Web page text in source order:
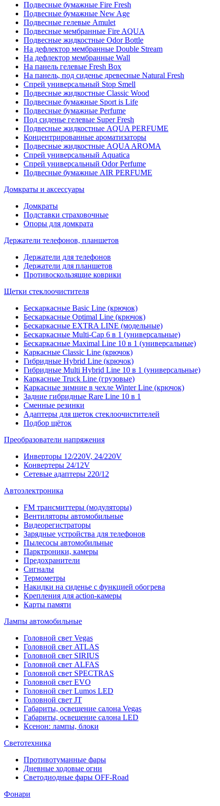
Подвесные бумажные Fire Fresh
Подвесные бумажные New Age
Подвесные гелевые Amulet
Подвесные мембранные Fire AQUA
Подвесные жидкостные Odor Bottle
На дефлектор мембранные Double Stream
На дефлектор мембранные Wall
На панель гелевые Fresh Box
На панель, под сиденье древесные Natural Fresh
Спрей универсальный Stop Smell
Подвесные жидкостные Classic Wood
Подвесные бумажные Sport is Life
Подвесные бумажные Perfume
Под сиденье гелевые Super Fresh
Подвесные жидкостные AQUA PERFUME
Концентрированные ароматизаторы
Подвесные жидкостные AQUA AROMA
Спрей универсальный Aquatica
Спрей универсальный Odor Perfume
Подвесные бумажные AIR PERFUME
Домкраты и аксессуары
Домкраты
Подставки страховочные
Опоры для домкрата
Держатели телефонов, планшетов
Держатели для телефонов
Держатели для планшетов
Противоскользящие коврики
Щетки стеклоочистителя
Бескаркасные Basic Line (крючок)
Бескаркасные Optimal Line (крючок)
Бескаркасные EXTRA LINE (модельные)
Бескаркасные Multi-Cap 6 в 1 (универсальные)
Бескаркасные Maximal Line 10 в 1 (универсальные)
Каркасные Classic Line (крючок)
Гибридные Hybrid Line (крючок)
Гибридные Multi Hybrid Line 10 в 1 (универсальные)
Каркасные Truck Line (грузовые)
Каркасные зимние в чехле Winter Line (крючок)
Задние гибридные Rare Line 10 в 1
Сменные резинки
Адаптеры для щеток стеклоочистителей
Подбор щёток
Преобразователи напряжения
Инверторы 12/220V, 24/220V
Конвертеры 24/12V
Сетевые адаптеры 220/12
Автоэлектроника
FM трансмиттеры (модуляторы)
Вентиляторы автомобильные
Видеорегистраторы
Зарядные устройства для телефонов
Пылесосы автомобильные
Парктроники, камеры
Предохранители
Сигналы
Термометры
Накидки на сиденье с функцией обогрева
Крепления для action-камеры
Карты памяти
Лампы автомобильные
Головной свет Vegas
Головной свет ATLAS
Головной свет SIRIUS
Головной свет ALFAS
Головной свет SPECTRAS
Головной свет EVO
Головной свет Lumos LED
Головной свет JT
Габариты, освещение салона Vegas
Габариты, освещение салона LED
Ксенон: лампы, блоки
Светотехника
Противотуманные фары
Дневные ходовые огни
Светодиодные фары OFF-Road
Фонари